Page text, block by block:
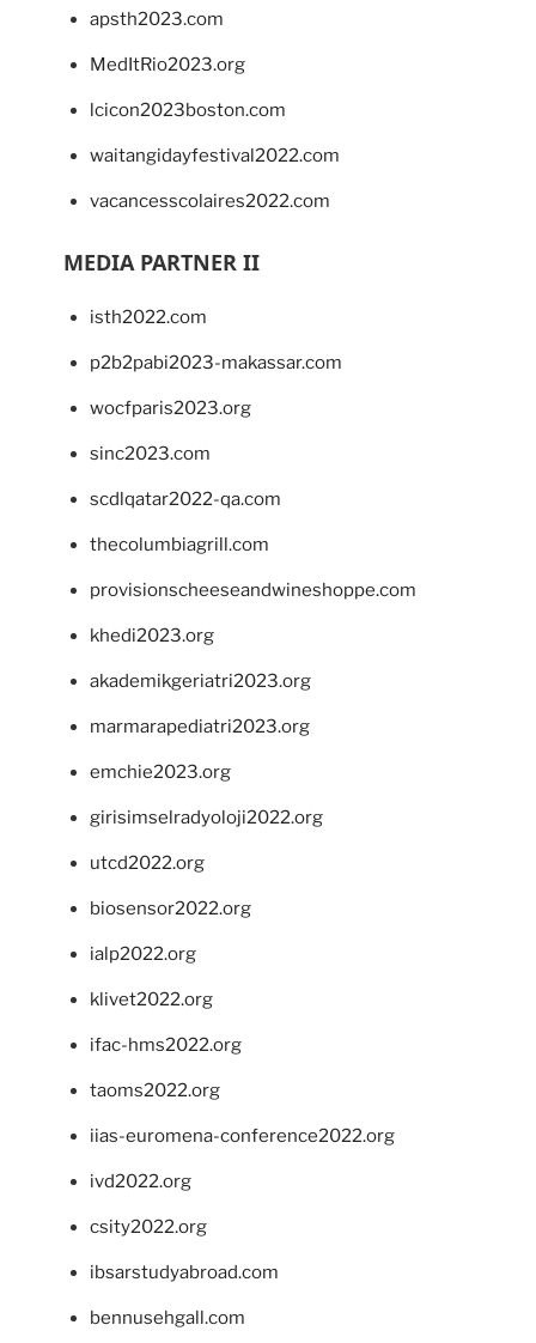
apsth2023.com
MedItRio2023.org
lcicon2023boston.com
waitangidayfestival2022.com
vacancesscolaires2022.com
MEDIA PARTNER II
isth2022.com
p2b2pabi2023-makassar.com
wocfparis2023.org
sinc2023.com
scdlqatar2022-qa.com
thecolumbiagrill.com
provisionscheeseandwineshoppe.com
khedi2023.org
akademikgeriatri2023.org
marmarapediatri2023.org
emchie2023.org
girisimselradyoloji2022.org
utcd2022.org
biosensor2022.org
ialp2022.org
klivet2022.org
ifac-hms2022.org
taoms2022.org
iias-euromena-conference2022.org
ivd2022.org
csity2022.org
ibsarstudyabroad.com
bennusehgall.com